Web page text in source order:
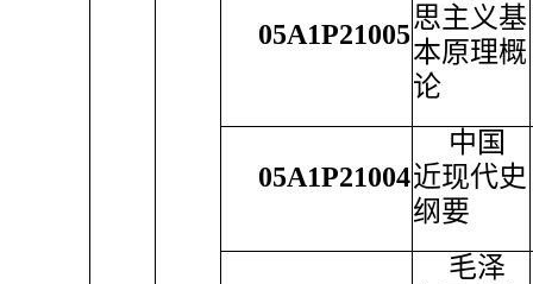
05A1P21005
思主义基
本原理概
论
05A1P21004
中国
近现代史
纲要
毛泽